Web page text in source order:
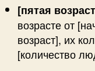
[пятая
возрасте от
возраст], их
[количество